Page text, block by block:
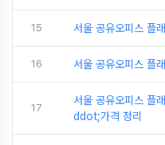
15 서울 공유오피스 플
16 서울 공유오피스 플
17
서울 공유오피스 플
ddot;가격 정리